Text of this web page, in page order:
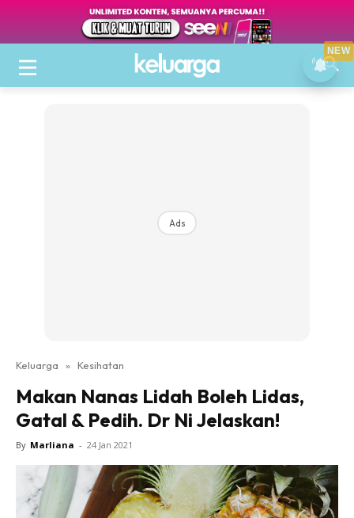
Ads
Keluarga » Kesihatan
Makan Nanas Lidah Boleh Lidas,
Gatal & Pedih. Dr Ni Jelaskan!
By Marliana - 24 Jan 2021
NEW